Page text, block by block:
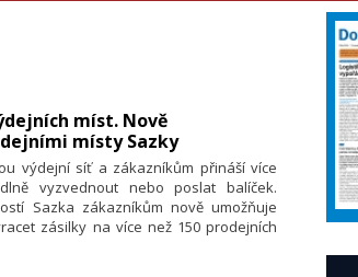
míst. Nově
místy Sazky
výdejní síť a zákazníkům přináší více
vyzvednout nebo poslat balíček.
Sazka zákazníkům nově umožňuje
zásilky na více než 150 prodejních